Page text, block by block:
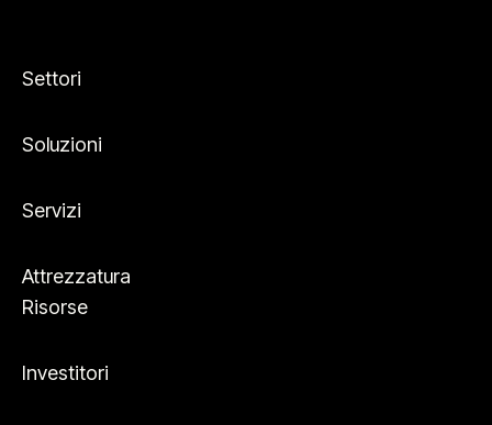
Settori
Soluzioni
Servizi
Attrezzatura
Risorse
Investitori